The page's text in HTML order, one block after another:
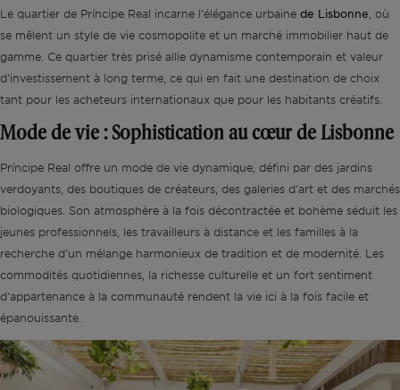
Le quartier de Príncipe Real incarne l'élégance urbaine de Lisbonne, où
se mêlent un style de vie cosmopolite et un marché immobilier haut de
gamme. Ce quartier très prisé allie dynamisme contemporain et valeur
d'investissement à long terme, ce qui en fait une destination de choix
tant pour les acheteurs internationaux que pour les habitants créatifs.
Mode de vie : Sophistication au cœur de Lisbonne
Príncipe Real offre un mode de vie dynamique, défini par des jardins
verdoyants, des boutiques de créateurs, des galeries d'art et des marchés
biologiques. Son atmosphère à la fois décontractée et bohème séduit les
jeunes professionnels, les travailleurs à distance et les familles à la
recherche d'un mélange harmonieux de tradition et de modernité. Les
commodités quotidiennes, la richesse culturelle et un fort sentiment
d'appartenance à la communauté rendent la vie ici à la fois facile et
épanouissante.